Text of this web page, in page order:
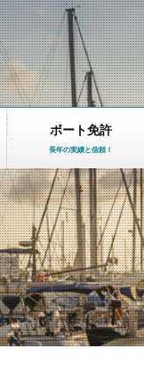
ボート免許
長年の実績と信頼！